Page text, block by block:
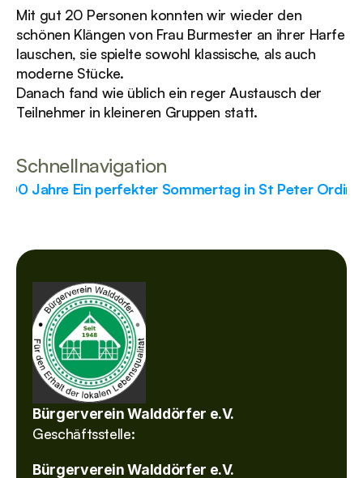
Mit gut 20 Personen konnten wir wieder den
schönen Klängen von Frau Burmester an ihrer Harfe
lauschen, sie spielte sowohl klassische, als auch
moderne Stücke.
Danach fand wie üblich ein reger Austausch der
Teilnehmer in kleineren Gruppen statt.
Schnellnavigation
100 Jahre Ein perfekter Sommertag in St Peter Ording
Bürgerverein Walddörfer e.V.
Geschäftsstelle:
Bürgerverein Walddörfer e.V.